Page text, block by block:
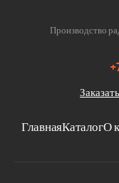
Производство
ГлавнаяКаталогО